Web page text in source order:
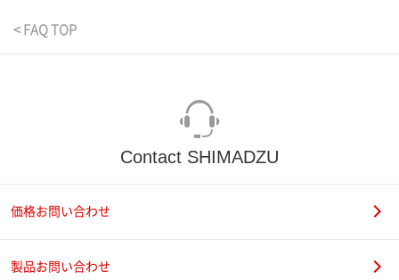
< FAQ TOP
Contact SHIMADZU
価格お問い合わせ
製品お問い合わせ